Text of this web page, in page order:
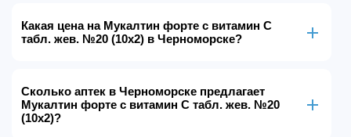
Какая цена на Мукалтин форте с витамин С
табл. жев. №20 (10х2) в Черноморске?
Сколько аптек в Черноморске предлагает
Мукалтин форте с витамин С табл. жев. №20
(10х2)?